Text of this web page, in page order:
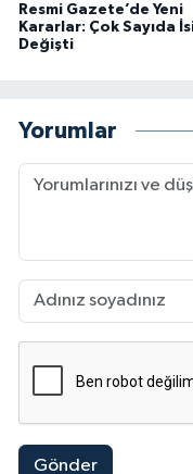
Resmi Gazete’de Yeni
Kararlar: Çok Sayıda
Değişti
Yorumlar
Gönder